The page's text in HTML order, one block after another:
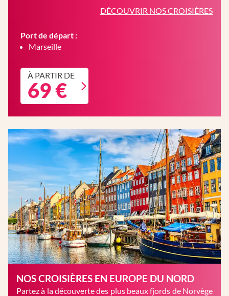
DÉCOUVRIR NOS CROISIÈRES
Port de départ :
Marseille
À PARTIR DE
69 €
NOS CROISIÈRES EN EUROPE DU NORD
Partez à la découverte des plus beaux fjords de Norvège